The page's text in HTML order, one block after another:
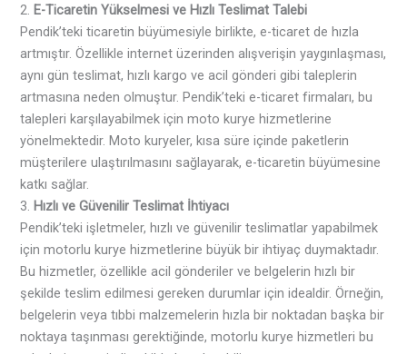
2. E-Ticaretin Yükselmesi ve Hızlı Teslimat Talebi
Pendik’teki ticaretin büyümesiyle birlikte, e-ticaret de hızla
artmıştır. Özellikle internet üzerinden alışverişin yaygınlaşması,
aynı gün teslimat, hızlı kargo ve acil gönderi gibi taleplerin
artmasına neden olmuştur. Pendik’teki e-ticaret firmaları, bu
talepleri karşılayabilmek için moto kurye hizmetlerine
yönelmektedir. Moto kuryeler, kısa süre içinde paketlerin
müşterilere ulaştırılmasını sağlayarak, e-ticaretin büyümesine
katkı sağlar.
3. Hızlı ve Güvenilir Teslimat İhtiyacı
Pendik’teki işletmeler, hızlı ve güvenilir teslimatlar yapabilmek
için motorlu kurye hizmetlerine büyük bir ihtiyaç duymaktadır.
Bu hizmetler, özellikle acil gönderiler ve belgelerin hızlı bir
şekilde teslim edilmesi gereken durumlar için idealdir. Örneğin,
belgelerin veya tıbbi malzemelerin hızla bir noktadan başka bir
noktaya taşınması gerektiğinde, motorlu kurye hizmetleri bu